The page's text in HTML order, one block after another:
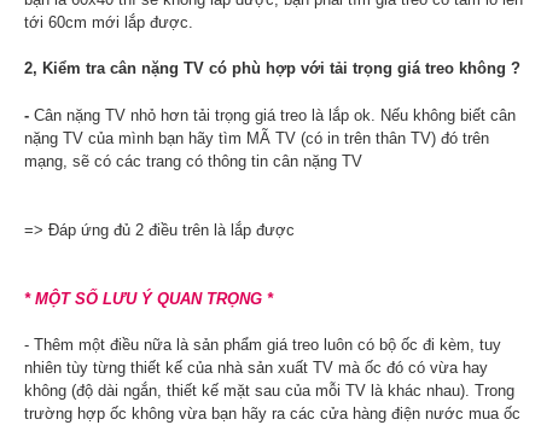
tới 60cm mới lắp được.
2, Kiểm tra cân nặng TV có phù hợp với tải trọng giá treo không ?
- Cân nặng TV nhỏ hơn tải trọng giá treo là lắp ok. Nếu không biết cân
nặng TV của mình bạn hãy tìm MÃ TV (có in trên thân TV) đó trên
mạng, sẽ có các trang có thông tin cân nặng TV
=> Đáp ứng đủ 2 điều trên là lắp được
* MỘT SỐ LƯU Ý QUAN TRỌNG *
- Thêm một điều nữa là sản phẩm giá treo luôn có bộ ốc đi kèm, tuy
nhiên tùy từng thiết kế của nhà sản xuất TV mà ốc đó có vừa hay
không (độ dài ngắn, thiết kế mặt sau của mỗi TV là khác nhau). Trong
trường hợp ốc không vừa bạn hãy ra các cửa hàng điện nước mua ốc